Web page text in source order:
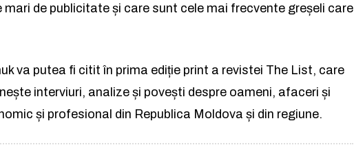
citește știrile altfel.
Am citit și acceptPolitica de confidențialitate.
de publicitate și care sunt cele mai frecvente greșeli care
va putea fi citit în prima ediție print a revistei The List, care
interviuri, analize și povești despre oameni, afaceri și
și profesional din Republica Moldova și din regiune.